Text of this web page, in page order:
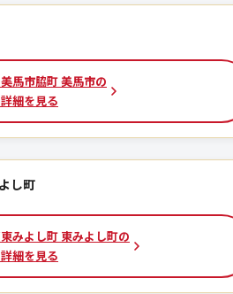
馬市脇町 美馬市の
細を見る
し町
みよし町 東みよし町の
細を見る